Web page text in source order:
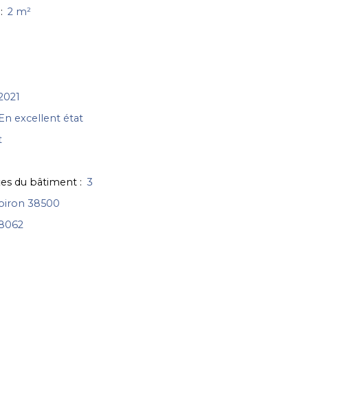
: 2 m²
En excellent état
du bâtiment : 3
38500